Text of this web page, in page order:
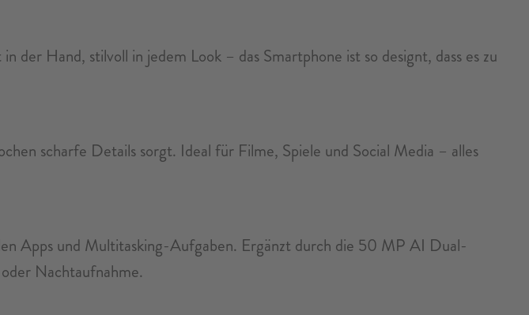
der Hand, stilvoll in jedem Look – das Smartphone ist so designt, dass es zu
scharfe Details sorgt. Ideal für Filme, Spiele und Social Media – alles
Apps und Multitasking-Aufgaben. Ergänzt durch die 50 MP AI Dual-
Nachtaufnahme.